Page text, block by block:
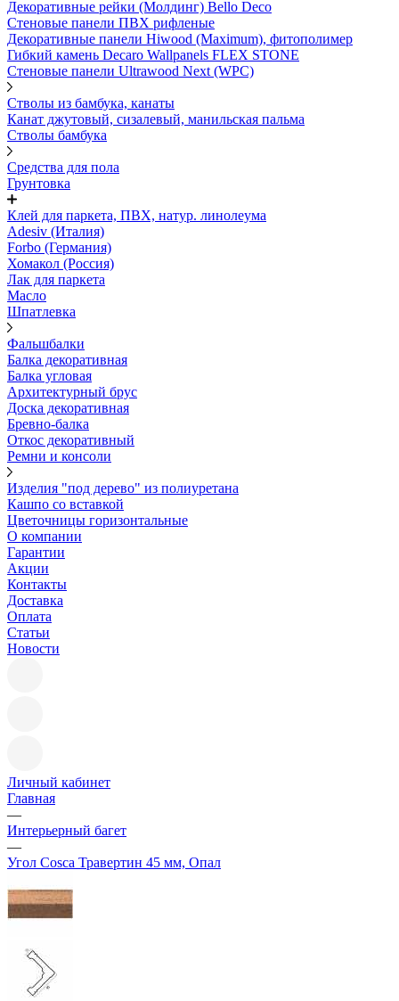
Декоративные рейки (Молдинг) Bello Deco
Стеновые панели ПВХ рифленые
Декоративные панели Hiwood (Maximum), фитополимер
Гибкий камень Decaro Wallpanels FLEX STONE
Стеновые панели Ultrawood Next (WPC)
Стволы из бамбука, канаты
Канат джутовый, сизалевый, манильская пальма
Стволы бамбука
Средства для пола
Грунтовка
Клей для паркета, ПВХ, натур. линолеума
Adesiv (Италия)
Forbo (Германия)
Хомакол (Россия)
Лак для паркета
Масло
Шпатлевка
Фальшбалки
Балка декоративная
Балка угловая
Архитектурный брус
Доска декоративная
Бревно-балка
Откос декоративный
Ремни и консоли
Изделия "под дерево" из полиуретана
Кашпо со вставкой
Цветочницы горизонтальные
О компании
Гарантии
Акции
Контакты
Доставка
Оплата
Статьи
Новости
Личный кабинет
Главная
—
Интерьерный багет
—
Угол Cosca Травертин 45 мм, Опал